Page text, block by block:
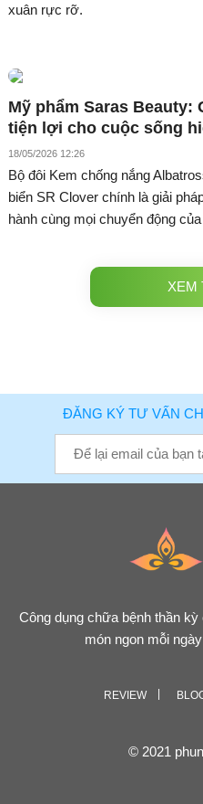
xuân rực rỡ.
Mỹ phẩm Saras Beauty:
tiện lợi cho cuộc sống
18/05/2026 12:26
Bộ đôi Kem chống nắng
biển SR Clover chính là giải
hành cùng mọi chuyển động của
XEM
ĐĂNG KÝ TƯ VẤN
Công dụng chữa bệnh thần
món ngon mỗi
REVIEW
© 2021